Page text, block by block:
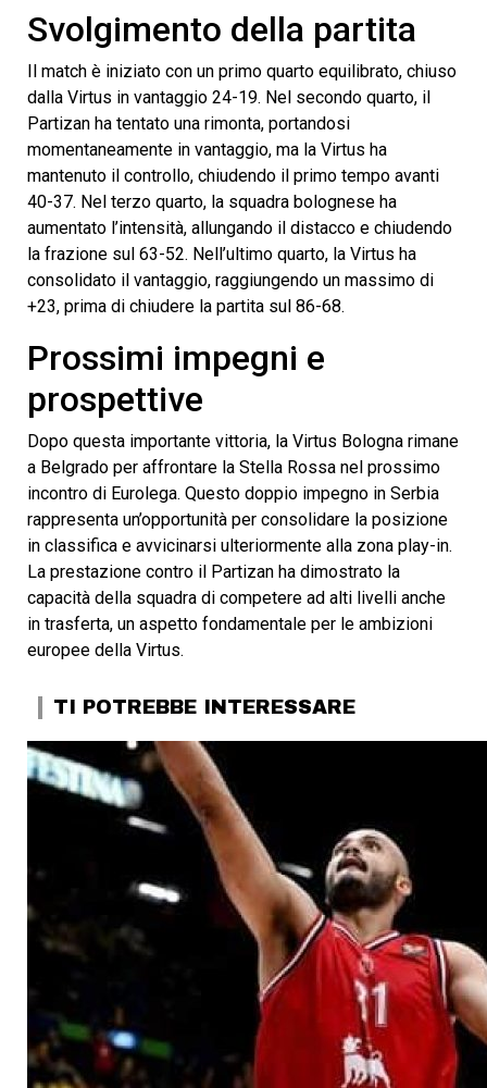
Svolgimento della partita
Il match è iniziato con un primo quarto equilibrato, chiuso
dalla Virtus in vantaggio 24-19. Nel secondo quarto, il
Partizan ha tentato una rimonta, portandosi
momentaneamente in vantaggio, ma la Virtus ha
mantenuto il controllo, chiudendo il primo tempo avanti
40-37. Nel terzo quarto, la squadra bolognese ha
aumentato l’intensità, allungando il distacco e chiudendo
la frazione sul 63-52. Nell’ultimo quarto, la Virtus ha
consolidato il vantaggio, raggiungendo un massimo di
+23, prima di chiudere la partita sul 86-68.
Prossimi impegni e
prospettive
Dopo questa importante vittoria, la Virtus Bologna rimane
a Belgrado per affrontare la Stella Rossa nel prossimo
incontro di Eurolega. Questo doppio impegno in Serbia
rappresenta un’opportunità per consolidare la posizione
in classifica e avvicinarsi ulteriormente alla zona play-in.
La prestazione contro il Partizan ha dimostrato la
capacità della squadra di competere ad alti livelli anche
in trasferta, un aspetto fondamentale per le ambizioni
europee della Virtus.
TI POTREBBE INTERESSARE